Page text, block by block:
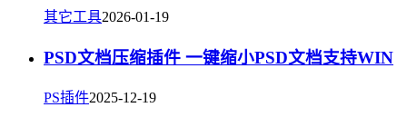
其它工具2026-01-19
PSD文档压缩插件 一键缩小PSD文档支持WIN
PS插件2025-12-19